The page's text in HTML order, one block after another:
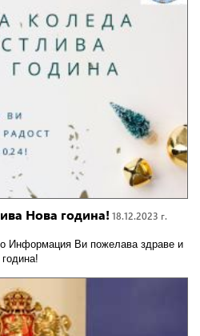
Нова година! 18.12.2023 г.
Информация Ви пожелава здраве и